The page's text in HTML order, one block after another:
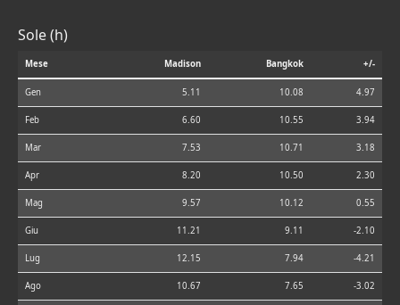
Sole (h)
Mese Madison Bangkok +/-
Gen 5.11 10.08 4.97
Feb 6.60 10.55 3.94
Mar 7.53 10.71 3.18
Apr 8.20 10.50 2.30
Mag 9.57 10.12 0.55
Giu 11.21 9.11 -2.10
Lug 12.15 7.94 -4.21
Ago 10.67 7.65 -3.02